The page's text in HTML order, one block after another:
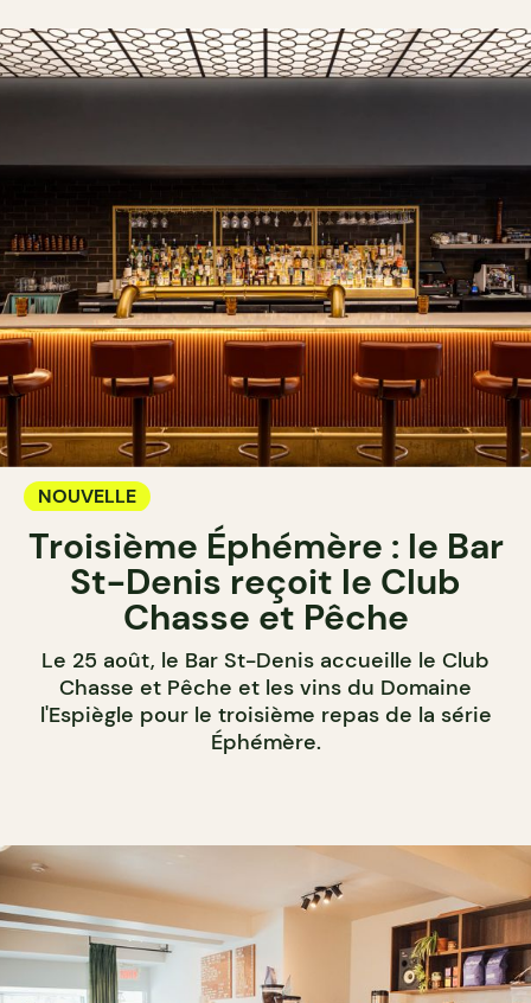
NOUVELLE
Troisième Éphémère : le Bar
St-Denis reçoit le Club
Chasse et Pêche
Le 25 août, le Bar St-Denis accueille le Club
Chasse et Pêche et les vins du Domaine
l'Espiègle pour le troisième repas de la série
Éphémère.